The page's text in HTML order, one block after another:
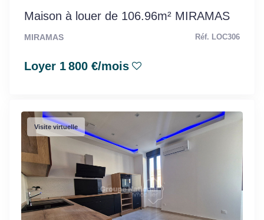
Maison à louer de 106.96m² MIRAMAS
MIRAMAS Réf. LOC306
Loyer 1 800 €/mois
Visite virtuelle